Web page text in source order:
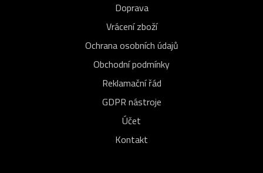
Doprava
Vrácení zboží
Ochrana osobních údajů
Obchodní podmínky
Reklamační řád
GDPR nástroje
Účet
Kontakt